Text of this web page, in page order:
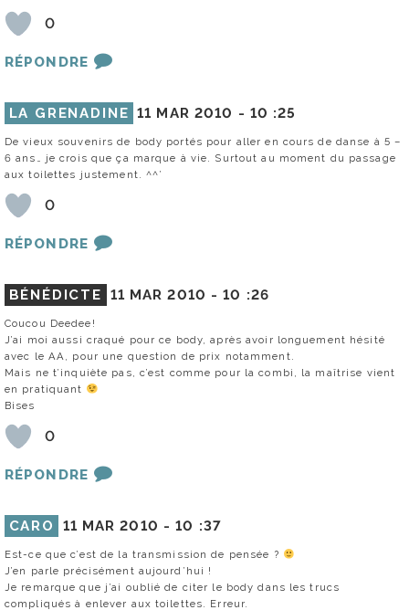
0
RÉPONDRE
LA GRENADINE 11 MAR 2010 - 10 :25
De vieux souvenirs de body portés pour aller en cours de danse à 5 –
6 ans… je crois que ça marque à vie. Surtout au moment du passage
aux toilettes justement. ^^’
0
RÉPONDRE
BÉNÉDICTE 11 MAR 2010 -10 :26
Coucou Deedee!
J’ai moi aussi craqué pour ce body, après avoir longuement hésité
avec le AA, pour une question de prix notamment.
Mais ne t’inquiète pas, c’est comme pour la combi, la maîtrise vient
en pratiquant
Bises
0
RÉPONDRE
CARO 11 MAR 2010 -10 :37
Est-ce que c’est de la transmission de pensée ?
J’en parle précisément aujourd’hui !
Je remarque que j’ai oublié de citer le body dans les trucs
compliqués à enlever aux toilettes. Erreur.